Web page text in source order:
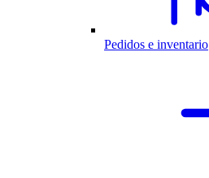
Pedidos e inventario